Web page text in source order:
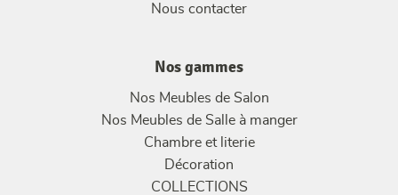
Nous contacter
Nos gammes
Nos Meubles de Salon
Nos Meubles de Salle à manger
Chambre et literie
Décoration
COLLECTIONS